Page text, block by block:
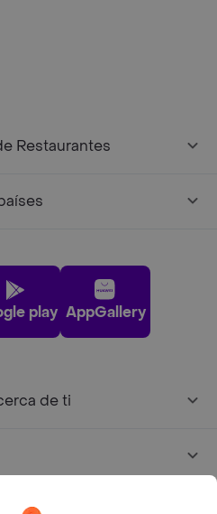
Restaurantes
play AppGallery
de ti